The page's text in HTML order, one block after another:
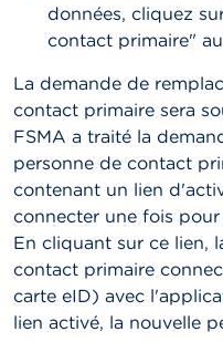
données, cliquez
contact primaire" au
La demande de
contact primaire sera
FSMA a traité la
personne de contact
contenant un lien
connecter une fois
En cliquant sur ce lien,
contact primaire
carte eID) avec
lien activé, la nouvelle